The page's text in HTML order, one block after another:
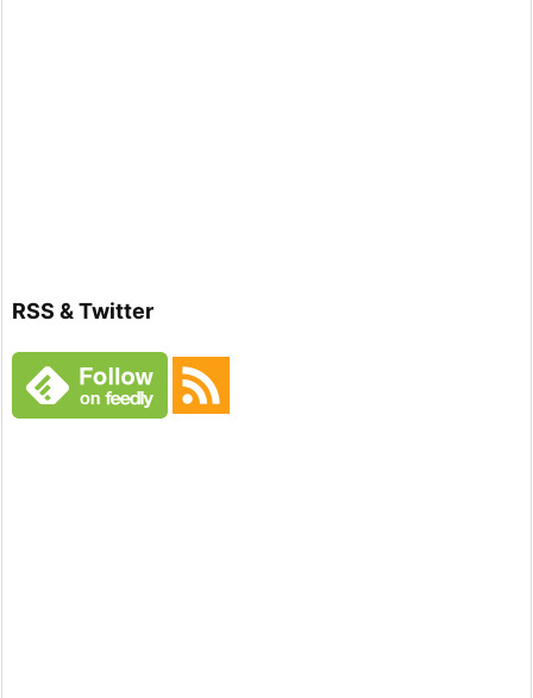
RSS & Twitter